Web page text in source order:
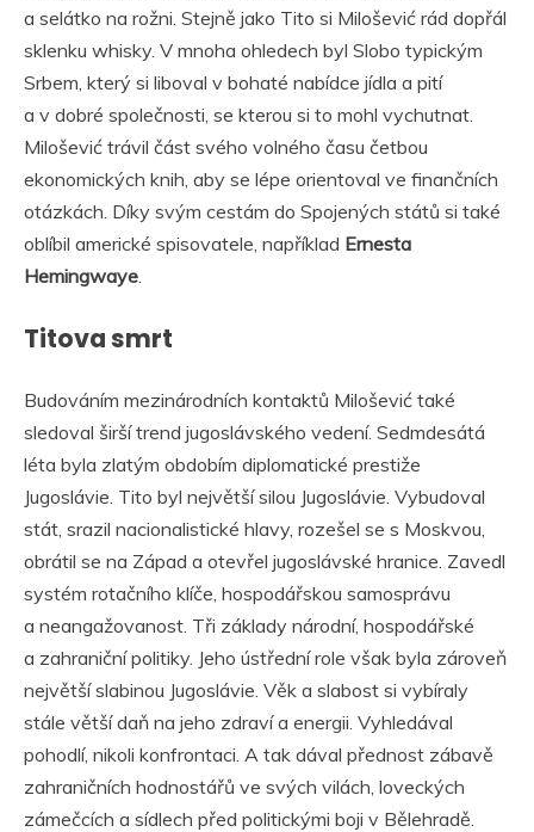
a selátko na rožni. Stejně jako Tito si Milošević rád dopřál
sklenku whisky. V mnoha ohledech byl Slobo typickým
Srbem, který si liboval v bohaté nabídce jídla a pití
a v dobré společnosti, se kterou si to mohl vychutnat.
Milošević trávil část svého volného času četbou
ekonomických knih, aby se lépe orientoval ve finančních
otázkách. Díky svým cestám do Spojených států si také
oblíbil americké spisovatele, například Ernesta
Hemingwaye.
Titova smrt
Budováním mezinárodních kontaktů Milošević také
sledoval širší trend jugoslávského vedení. Sedmdesátá
léta byla zlatým obdobím diplomatické prestiže
Jugoslávie. Tito byl největší silou Jugoslávie. Vybudoval
stát, srazil nacionalistické hlavy, rozešel se s Moskvou,
obrátil se na Západ a otevřel jugoslávské hranice. Zavedl
systém rotačního klíče, hospodářskou samosprávu
a neangažovanost. Tři základy národní, hospodářské
a zahraniční politiky. Jeho ústřední role však byla zároveň
největší slabinou Jugoslávie. Věk a slabost si vybíraly
stále větší daň na jeho zdraví a energii. Vyhledával
pohodlí, nikoli konfrontaci. A tak dával přednost zábavě
zahraničních hodnostářů ve svých vilách, loveckých
zámečcích a sídlech před politickými boji v Bělehradě.